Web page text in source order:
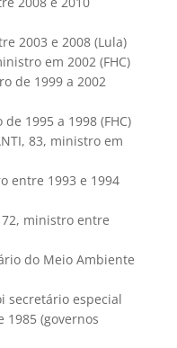
2003 e 2008 (Lula)
em 2002 (FHC)
de 1999 a 2002
de 1995 a 1998 (FHC)
83, ministro em
entre 1993 e 1994
72, ministro entre
do Meio Ambiente
secretário especial
1985 (governos